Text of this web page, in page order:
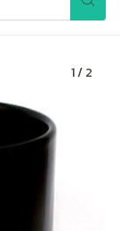
1/2